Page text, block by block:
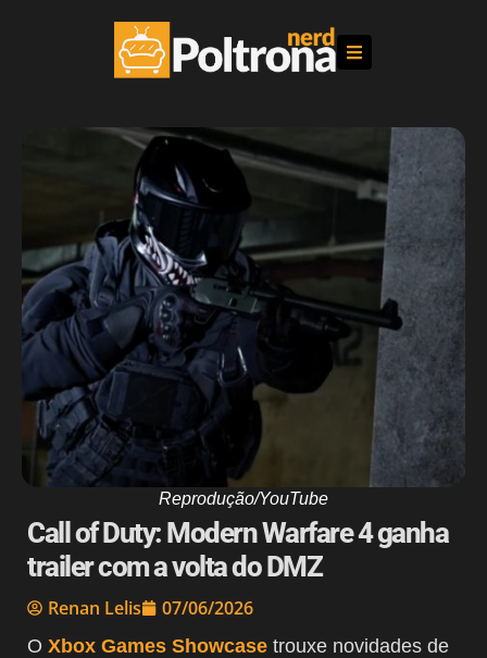
Reprodução/YouTube
Call of Duty: Modern Warfare 4 ganha
trailer com a volta do DMZ
Renan Lelis 07/06/2026
O Xbox Games Showcase trouxe novidades de